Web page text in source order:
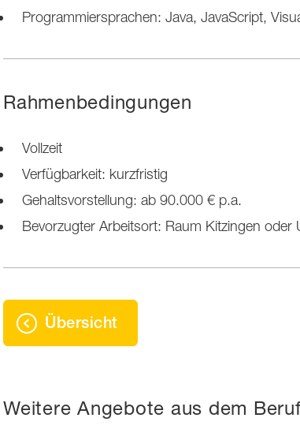
Programmiersprachen: Java, JavaScript,
Rahmenbedingungen
Vollzeit
Verfügbarkeit: kurzfristig
Gehaltsvorstellung: ab 90.000 € p.a.
Bevorzugter Arbeitsort: Raum Kitzingen
Übersicht
Weitere Angebote aus dem